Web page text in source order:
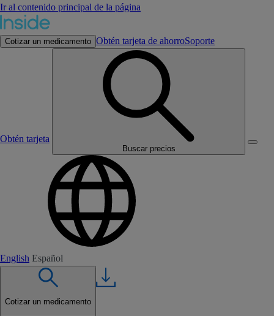
Ir al contenido principal de la página
Cotizar un medicamento Obtén tarjeta de ahorroSoporte
Obtén tarjeta
Buscar precios
English Español
Cotizar un medicamento